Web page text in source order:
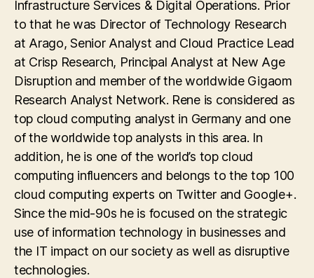
Infrastructure Services & Digital Operations. Prior
to that he was Director of Technology Research
at Arago, Senior Analyst and Cloud Practice Lead
at Crisp Research, Principal Analyst at New Age
Disruption and member of the worldwide Gigaom
Research Analyst Network. Rene is considered as
top cloud computing analyst in Germany and one
of the worldwide top analysts in this area. In
addition, he is one of the world’s top cloud
computing influencers and belongs to the top 100
cloud computing experts on Twitter and Google+.
Since the mid-90s he is focused on the strategic
use of information technology in businesses and
the IT impact on our society as well as disruptive
technologies.